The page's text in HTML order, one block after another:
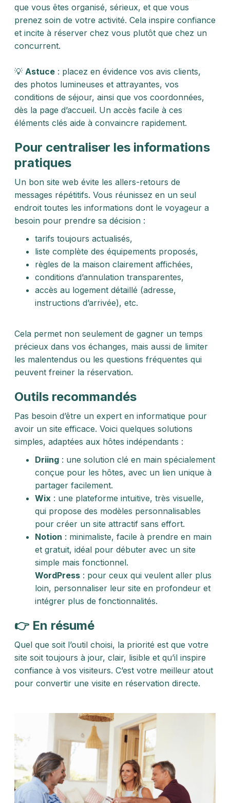
que vous êtes organisé, sérieux, et que vous
prenez soin de votre activité. Cela inspire confiance
et incite à réserver chez vous plutôt que chez un
concurrent.
💡 Astuce : placez en évidence vos avis clients,
des photos lumineuses et attrayantes, vos
conditions de séjour, ainsi que vos coordonnées,
dès la page d’accueil. Un accès facile à ces
éléments clés aide à convaincre rapidement.
Pour centraliser les informations
pratiques
Un bon site web évite les allers-retours de
messages répétitifs. Vous réunissez en un seul
endroit toutes les informations dont le voyageur a
besoin pour prendre sa décision :
tarifs toujours actualisés,
liste complète des équipements proposés,
règles de la maison clairement affichées,
conditions d’annulation transparentes,
accès au logement détaillé (adresse,
instructions d’arrivée), etc.
Cela permet non seulement de gagner un temps
précieux dans vos échanges, mais aussi de limiter
les malentendus ou les questions fréquentes qui
peuvent freiner la réservation.
Outils recommandés
Pas besoin d’être un expert en informatique pour
avoir un site efficace. Voici quelques solutions
simples, adaptées aux hôtes indépendants :
Driing : une solution clé en main spécialement
conçue pour les hôtes, avec un lien unique à
partager facilement.
Wix : une plateforme intuitive, très visuelle,
qui propose des modèles personnalisables
pour créer un site attractif sans effort.
Notion : minimaliste, facile à prendre en main
et gratuit, idéal pour débuter avec un site
simple mais fonctionnel.
WordPress : pour ceux qui veulent aller plus
loin, personnaliser leur site en profondeur et
intégrer plus de fonctionnalités.
👉 En résumé
Quel que soit l’outil choisi, la priorité est que votre
site soit toujours à jour, clair, lisible et qu’il inspire
confiance à vos visiteurs. C’est votre meilleur atout
pour convertir une visite en réservation directe.